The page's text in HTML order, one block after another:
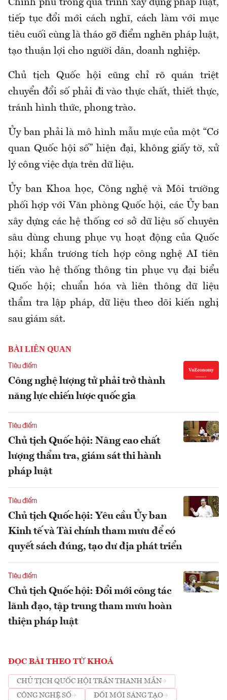
Chính phủ trong quá trình xây dựng pháp luật,
tiếp tục đổi mới cách nghĩ, cách làm với mục
tiêu cuối cùng là tháo gỡ điểm nghẽn pháp luật,
tạo thuận lợi cho người dân, doanh nghiệp.
Chủ tịch Quốc hội cũng chỉ rõ quán triệt
chuyển đổi số phải đi vào thực chất, thiết thực,
tránh hình thức, phong trào.
Ủy ban phải là mô hình mẫu mực của một “Cơ
quan Quốc hội số” hiện đại, không giấy tờ, xử
lý công việc dựa trên dữ liệu.
Ủy ban Khoa học, Công nghệ và Môi trường
phối hợp với Văn phòng Quốc hội, các Ủy ban
xây dựng các hệ thống cơ sở dữ liệu số chuyên
sâu dùng chung phục vụ hoạt động của Quốc
hội; khẩn trương tích hợp công nghệ AI tiên
tiến vào hệ thống thông tin phục vụ đại biểu
Quốc hội; chuẩn hóa và liên thông dữ liệu
thẩm tra lập pháp, dữ liệu theo dõi kiến nghị
sau giám sát.
BÀI LIÊN QUAN
Tiêu điểm
Công nghệ lượng tử phải trở thành
năng lực chiến lược quốc gia
Tiêu điểm
Chủ tịch Quốc hội: Nâng cao chất
lượng thẩm tra, giám sát thi hành
pháp luật
Tiêu điểm
Chủ tịch Quốc hội: Yêu cầu Ủy ban
Kinh tế và Tài chính tham mưu để có
quyết sách đúng, tạo dư địa phát triển
Tiêu điểm
Chủ tịch Quốc hội: Đổi mới công tác
lãnh đạo, tập trung tham mưu hoàn
thiện pháp luật
ĐỌC BÀI THEO TỪ KHOÁ
CHỦ TỊCH QUỐC HỘI TRẦN THANH MẪN
CÔNG NGHỆ SỐ
ĐỔI MỚI SÁNG TẠO